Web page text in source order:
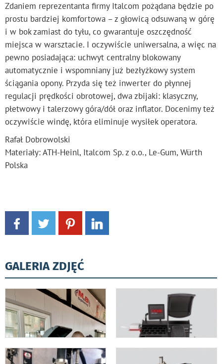
Zdaniem reprezentanta firmy Italcom pożądana będzie po
prostu bardziej komfortowa – z głowicą odsuwaną w górę
i w bok zamiast do tyłu, co gwarantuje oszczędność
miejsca w warsztacie. I oczywiście uniwersalna, a więc na
pewno posiadająca: uchwyt centralny blokowany
automatycznie i wspomniany już bezłyżkowy system
ściągania opony. Przyda się też inwerter do płynnej
regulacji prędkości obrotowej, dwa zbijaki: klasyczny,
płetwowy i talerzowy góra/dół oraz inflator. Docenimy też
oczywiście windę, która eliminuje wysiłek operatora.
Rafał Dobrowolski
Materiały: ATH-Heinl, Italcom Sp. z o.o., Le-Gum, Würth
Polska
GALERIA ZDJĘĆ